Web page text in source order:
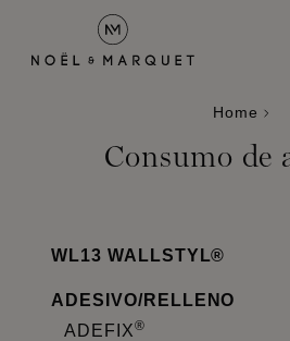
Home
Consumo de
WL13 WALLSTYL®
ADESIVO/RELLENO
ADEFIX®